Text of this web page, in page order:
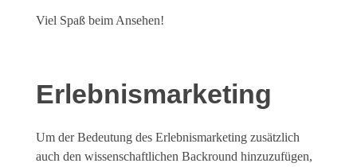
Viel Spaß beim Ansehen!
Erlebnismarketing
Um der Bedeutung des Erlebnismarketing zusätzlich
auch den wissenschaftlichen Backround hinzuzufügen,